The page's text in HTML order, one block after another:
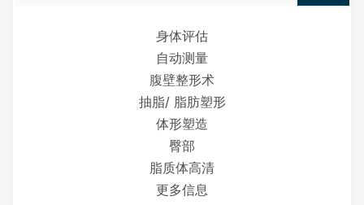
身体评估
自动测量
腹壁整形术
抽脂/ 脂肪塑形
体形塑造
臀部
脂质体高清
更多信息